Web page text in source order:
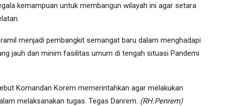
kemampuan untuk membangun wilayah ini agar setara
menjadi pembangkit semangat baru dalam menghadapi
jauh dan minim fasilitas umum di tengah situasi Pandemi
Komandan Korem memerintahkan agar melakukan
melaksanakan tugas. Tegas Danrem. (RH.Penrem)